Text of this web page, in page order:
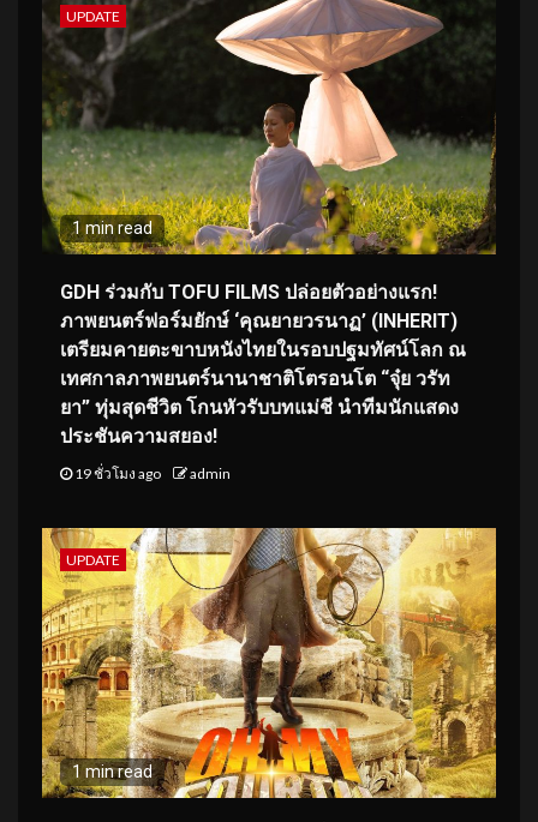
UPDATE
1 min read
GDH ร่วมกับ TOFU FILMS ปล่อยตัวอย่างแรก!
ภาพยนตร์ฟอร์มยักษ์ ‘คุณยายวรนาฏ’ (INHERIT)
เตรียมคายตะขาบหนังไทยในรอบปฐมทัศน์โลก ณ
เทศกาลภาพยนตร์นานาชาติโตรอนโต “จุ๋ย วรัท
ยา” ทุ่มสุดชีวิต โกนหัวรับบทแม่ชี นำทีมนักแสดง
ประชันความสยอง!
19 ชั่วโมง ago admin
UPDATE
1 min read